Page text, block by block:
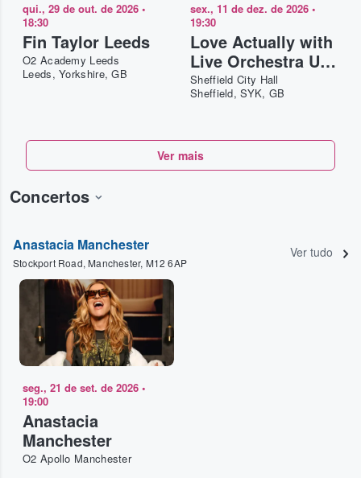
qui., 29 de out. de 2026 •
18:30
Fin Taylor Leeds
O2 Academy Leeds
Leeds, Yorkshire, GB
sex., 11 de dez. de 2026 •
19:30
Love Actually with
Live Orchestra UK
Tour Sheffield
Sheffield City Hall
Sheffield, SYK, GB
Ver mais
Concertos
Anastacia Manchester
Stockport Road, Manchester, M12 6AP
Ver tudo
seg., 21 de set. de 2026 •
19:00
Anastacia
Manchester
O2 Apollo Manchester